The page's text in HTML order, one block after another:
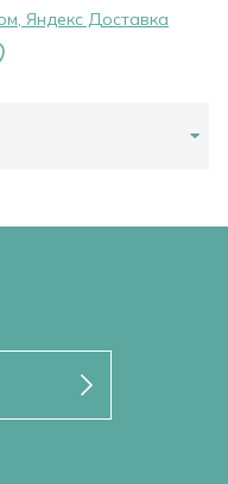
Яндекс Доставка